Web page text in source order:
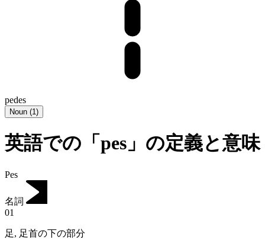
pedes
Noun (1)
英語での「pes」の定義と意味
Pes
名詞
01
足, 足首の下の部分